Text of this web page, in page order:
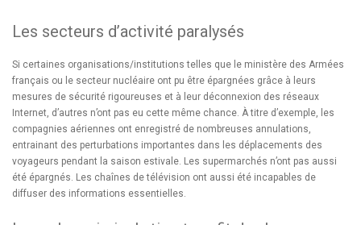
Les secteurs d’activité paralysés
Si certaines organisations/institutions telles que le ministère des Armées
français ou le secteur nucléaire ont pu être épargnées grâce à leurs
mesures de sécurité rigoureuses et à leur déconnexion des réseaux
Internet, d’autres n’ont pas eu cette même chance. À titre d’exemple, les
compagnies aériennes ont enregistré de nombreuses annulations,
entrainant des perturbations importantes dans les déplacements des
voyageurs pendant la saison estivale. Les supermarchés n’ont pas aussi
été épargnés. Les chaînes de télévision ont aussi été incapables de
diffuser des informations essentielles.